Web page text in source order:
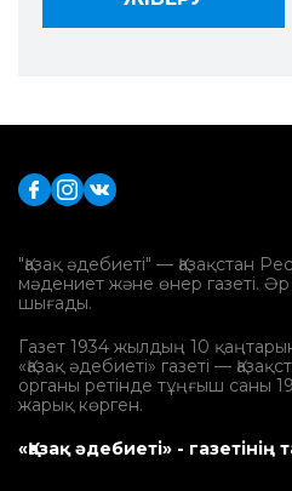
"Қазақ әдебиеті" — Қазақстан
мәдениет және өнер газеті.
шығады.
Газет 1934 жылдың 10
«Қазақ әдебиеті» газеті —
органы ретінде тұңғыш саны
жарық көрген.
«Қазақ әдебиеті» - газетінің